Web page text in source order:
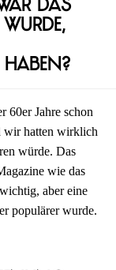
das
wurde,
60er Jahre schon
wir hatten wirklich
würde. Das
wie das
aber eine
populärer wurde.